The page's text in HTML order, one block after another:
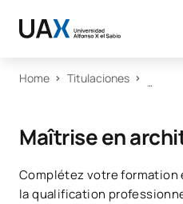
Home Titulaciones
Maîtrise en
Complétez votre
la qualification